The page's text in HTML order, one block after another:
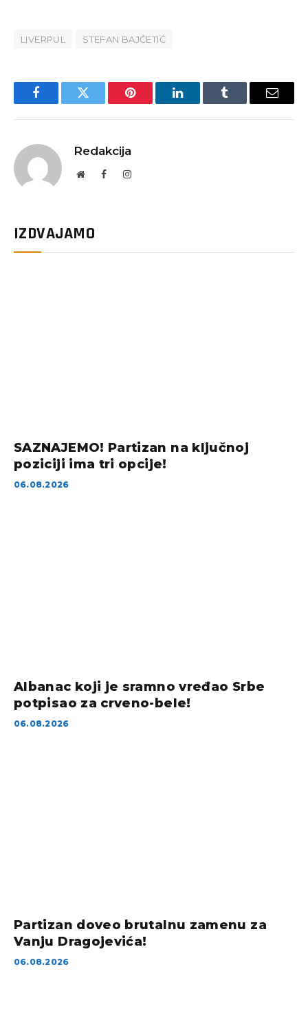
LIVERPUL STEFAN BAJČETIĆ
FacebookTwitter Pinterest LinkedInTumblr Email
Redakcija
WebsiteFacebookInstagram
IZDVAJAMO
SAZNAJEMO! Partizan na ključnoj
poziciji ima tri opcije!
06.08.2026
Albanac koji je sramno vređao Srbe
potpisao za crveno-bele!
06.08.2026
Partizan doveo brutalnu zamenu za
Vanju Dragojevića!
06.08.2026